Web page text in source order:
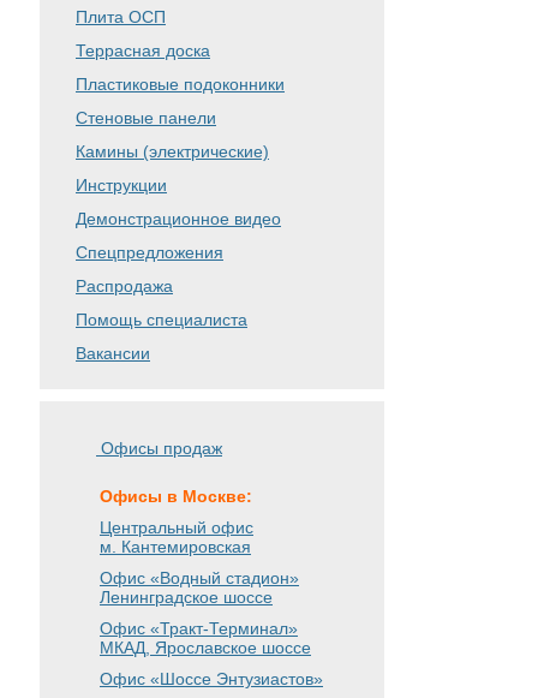
Плита ОСП
Террасная доска
Пластиковые подоконники
Стеновые панели
Камины (электрические)
Инструкции
Демонстрационное видео
Спецпредложения
Распродажа
Помощь специалиста
Вакансии
Офисы продаж
Офисы в Москве:
Центральный офис
м. Кантемировская
Офис «Водный стадион»
Ленинградское шоссе
Офис «Тракт-Терминал»
МКАД, Ярославское шоссе
Офис «Шоссе Энтузиастов»